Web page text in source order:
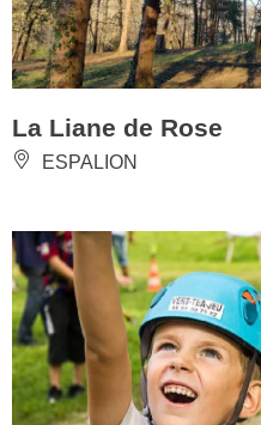
La Liane de Rose
ESPALION